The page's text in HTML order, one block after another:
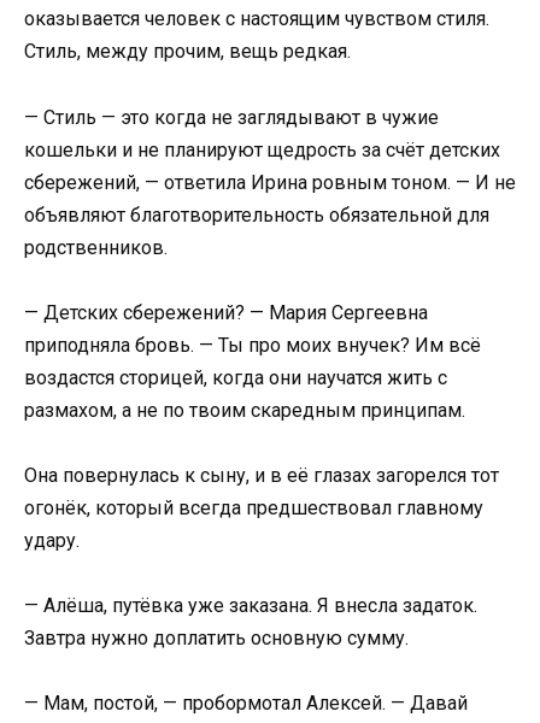
оказывается человек с настоящим чувством стиля.
Стиль, между прочим, вещь редкая.
— Стиль — это когда не заглядывают в чужие
кошельки и не планируют щедрость за счёт детских
сбережений, — ответила Ирина ровным тоном. — И не
объявляют благотворительность обязательной для
родственников.
— Детских сбережений? — Мария Сергеевна
приподняла бровь. — Ты про моих внучек? Им всё
воздастся сторицей, когда они научатся жить с
размахом, а не по твоим скаредным принципам.
Она повернулась к сыну, и в её глазах загорелся тот
огонёк, который всегда предшествовал главному
удару.
— Алёша, путёвка уже заказана. Я внесла задаток.
Завтра нужно доплатить основную сумму.
— Мам, постой, — пробормотал Алексей. — Давай